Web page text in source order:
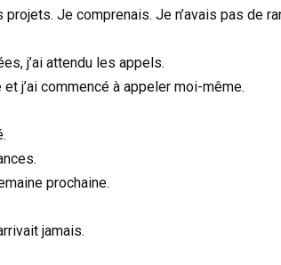
Je comprenais. Je n’avais pas de
j’ai attendu les appels.
et j’ai commencé à appeler moi-même.
prochaine.
jamais.